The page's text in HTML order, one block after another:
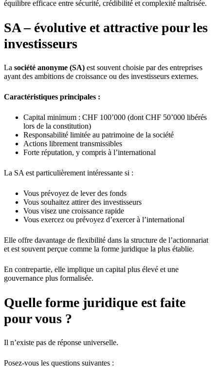
équilibre efficace entre sécurité, crédibilité et complexité maîtrisée.
SA – évolutive et attractive pour les
investisseurs
La société anonyme (SA) est souvent choisie par des entreprises
ayant des ambitions de croissance ou des investisseurs externes.
Caractéristiques principales :
Capital minimum : CHF 100’000 (dont CHF 50’000 libérés
lors de la constitution)
Responsabilité limitée au patrimoine de la société
Actions librement transmissibles
Forte réputation, y compris à l’international
La SA est particulièrement intéressante si :
Vous prévoyez de lever des fonds
Vous souhaitez attirer des investisseurs
Vous visez une croissance rapide
Vous exercez ou prévoyez d’exercer à l’international
Elle offre davantage de flexibilité dans la structure de l’actionnariat
et est souvent perçue comme la forme juridique la plus établie.
En contrepartie, elle implique un capital plus élevé et une
gouvernance plus formalisée.
Quelle forme juridique est faite
pour vous ?
Il n’existe pas de réponse universelle.
Posez-vous les questions suivantes :